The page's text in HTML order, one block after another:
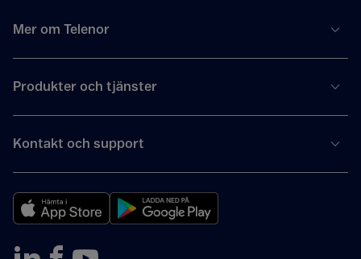
Mer om Telenor
Produkter och tjänster
Kontakt och support